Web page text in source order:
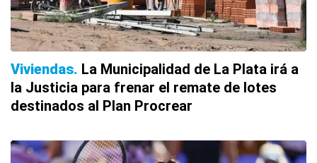
Viviendas La Municipalidad de La Plata irá a
la Justicia para frenar el remate de lotes
destinados al Plan Procrear